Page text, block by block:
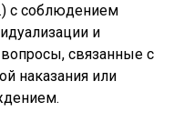
с соблюдением
и
связанные с
наказания или